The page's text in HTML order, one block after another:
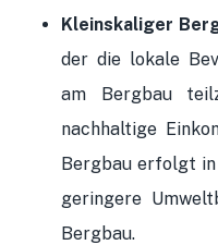
Kleinskaliger
der die lokale
am Bergbau
nachhaltige
Bergbau erfolgt
geringere
Bergbau.